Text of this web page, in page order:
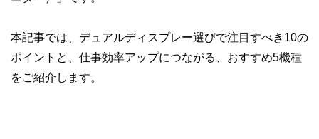
本記事では、デュアルディスプレー選びで注目すべき10の
ポイントと、仕事効率アップにつながる、おすすめ5機種
をご紹介します。